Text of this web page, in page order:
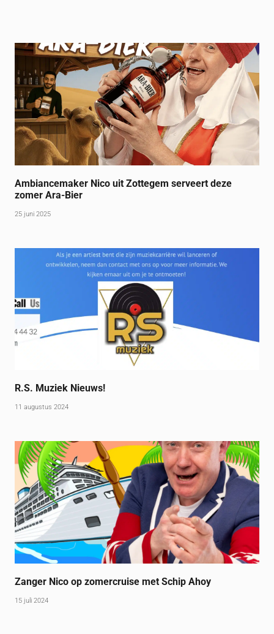
Ambiancemaker Nico uit Zottegem serveert deze
zomer Ara-Bier
25 juni 2025
R.S. Muziek Nieuws!
11 augustus 2024
Zanger Nico op zomercruise met Schip Ahoy
15 juli 2024